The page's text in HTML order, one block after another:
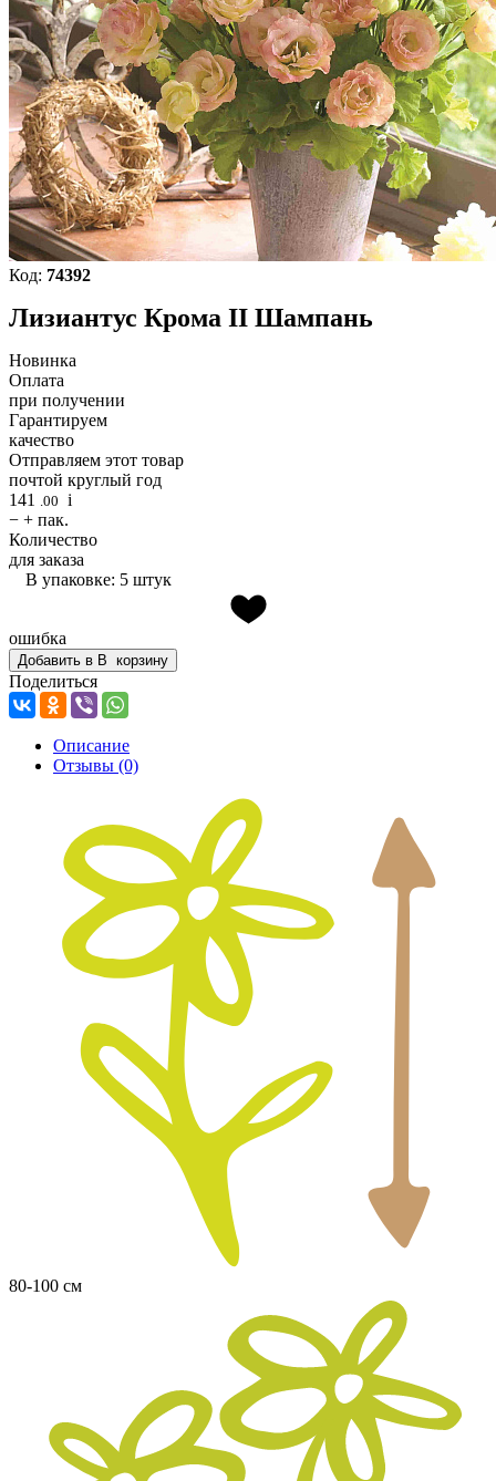
Код: 74392
Лизиантус Крома II Шампань
Новинка
Оплата
при получении
Гарантируем
качество
Отправляем этот товар
почтой круглый год
141 .00 i
− + пак.
Количество
для заказа
В упаковке: 5 штук
ошибка
Добавить в В корзину
Поделиться
Описание
Отзывы (0)
80-100 см